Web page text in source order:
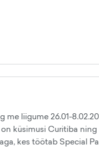
liigume 26.01-
küsimusi Curitiba
kes töötab Special